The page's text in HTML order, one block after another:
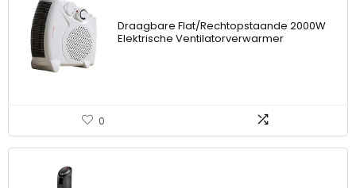
Draagbare Flat/Rechtopstaande 2000W
Elektrische Ventilatorverwarmer
0